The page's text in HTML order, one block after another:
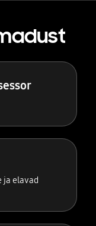
ja elavad